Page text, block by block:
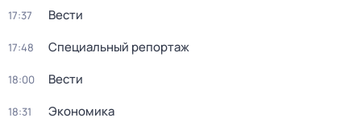
17:37 Вести
17:48 Специальный репортаж
18:00 Вести
18:31 Экономика